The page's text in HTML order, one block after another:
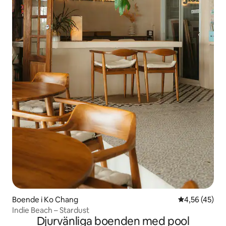
Boende i Ko Chang 4,56 av 5 i
4,56 (45)
Indie Beach – Stardust
Djurvänliga boenden med pool